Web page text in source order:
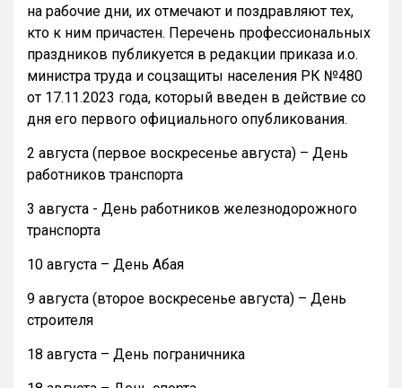
на рабочие дни, их отмечают и поздравляют тех,
кто к ним причастен. Перечень профессиональных
праздников публикуется в редакции приказа и.о.
министра труда и соцзащиты населения РК №480
от 17.11.2023 года, который введен в действие со
дня его первого официального опубликования.
2 августа (первое воскресенье августа) – День
работников транспорта
3 августа - День работников железнодорожного
транспорта
10 августа – День Абая
9 августа (второе воскресенье августа) – День
строителя
18 августа – День пограничника